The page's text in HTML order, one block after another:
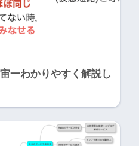
一わかりやすく解説し